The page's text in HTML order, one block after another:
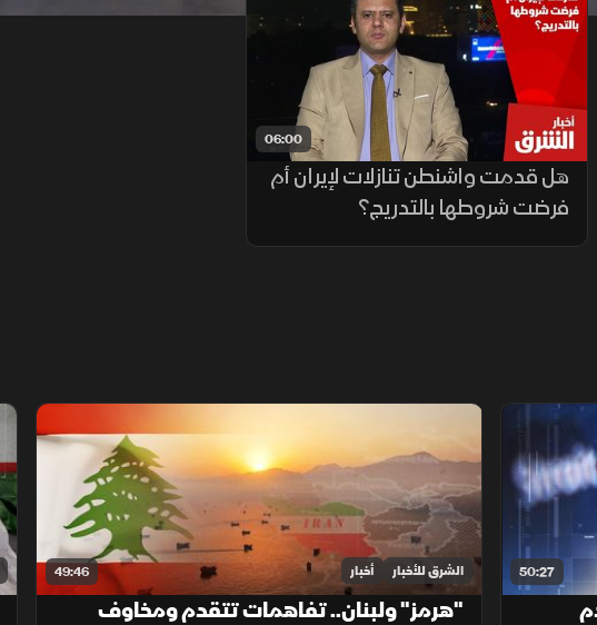
06:00
هل قدمت واشنطن تنازلات لإيران أم
فرضت شروطها بالتدريج؟
50:27
49:46 الشرق للأخبار أخبار
"هرمز" ولبنان.. تفاهمات تتقدم ومخاوف